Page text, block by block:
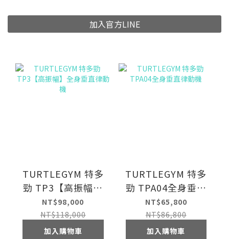
加入官方LINE
TURTLEGYM 特多
勁 TP3【高振幅】
全身垂直律動機
NT$98,000
NT$118,000
加入購物車
TURTLEGYM 特多
勁 TPA04全身垂直
律動機
NT$65,800
NT$86,800
加入購物車